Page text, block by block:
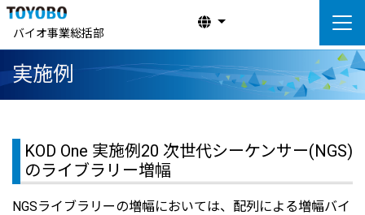
バイオ事業総括部
実施例
KOD One 実施例20 次世代シーケンサー(NGS)
のライブラリー増幅
NGSライブラリーの増幅においては、配列による増幅バイ